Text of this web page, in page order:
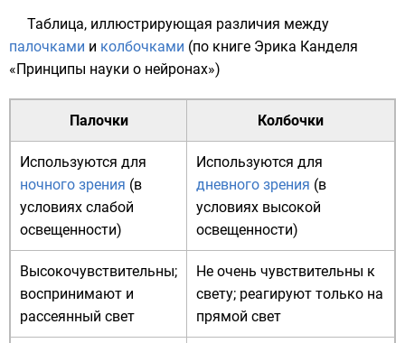
Таблица, иллюстрирующая различия между
палочками и колбочками (по книге Эрика Канделя
«Принципы науки о нейронах»)
Палочки Колбочки
Используются для
ночного зрения (в
условиях слабой
освещенности)
Используются для
дневного зрения (в
условиях высокой
освещенности)
Высокочувствительны;
воспринимают и
рассеянный свет
Не очень чувствительны к
свету; реагируют только на
прямой свет